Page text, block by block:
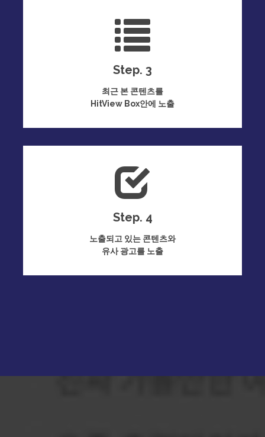
Step. 3
최근 본 콘텐츠를
HitView Box안에 노출
Step. 4
노출되고 있는 콘텐츠와
유사 광고를 노출